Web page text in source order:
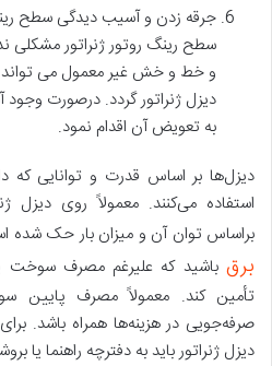
جرقه زدن و آسیب دیدگی سطح
سطح رینگ روتور ژنراتور مشکلی
و خط و خش غیر معمول می تواند
دیزل ژنراتور گردد. درصورت
به تعویض آن اقدام نمود.
دیزل‌ها بر اساس قدرت و توانایی
استفاده می‌کنند. معمولاً روی
براساس توان آن و میزان بار حک شده
برق باشید که علیرغم مصرف سوخت
تأمین کند. معمولاً مصرف پایین
صرفه‌جویی در هزینه‌ها همراه باشد.
دیزل ژنراتور باید به دفترچه راهنما یا